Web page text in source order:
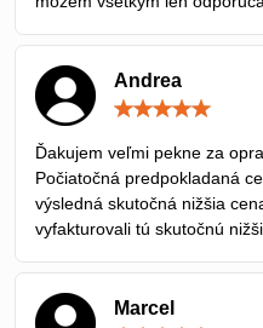
Andrea
Ďakujem veľmi pekne za
Počiatočná predpokladaná
výsledná skutočná nižšia
vyfakturovali tú skutočnú
Marcel